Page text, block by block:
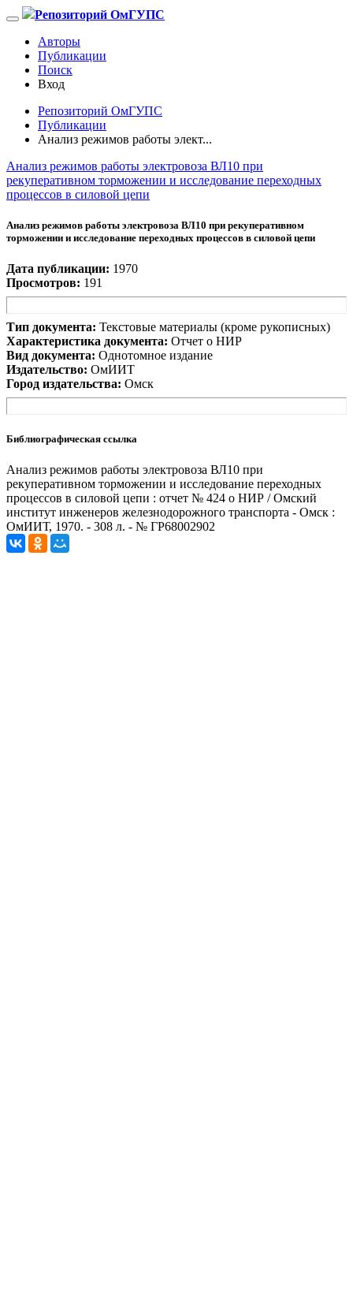
Репозиторий ОмГУПС
Авторы
Публикации
Поиск
Вход
Репозиторий ОмГУПС
Публикации
Анализ режимов работы элект...
Анализ режимов работы электровоза ВЛ10 при
рекуперативном торможении и исследование переходных
процессов в силовой цепи
Анализ режимов работы электровоза ВЛ10 при рекуперативном
торможении и исследование переходных процессов в силовой цепи
Дата публикации: 1970
Просмотров: 191
Тип документа: Текстовые материалы (кроме рукописных)
Характеристика документа: Отчет о НИР
Вид документа: Однотомное издание
Издательство: ОмИИТ
Город издательства: Омск
Библиографическая ссылка
Анализ режимов работы электровоза ВЛ10 при
рекуперативном торможении и исследование переходных
процессов в силовой цепи : отчет № 424 о НИР / Омский
институт инженеров железнодорожного транспорта - Омск :
ОмИИТ, 1970. - 308 л. - № ГР68002902